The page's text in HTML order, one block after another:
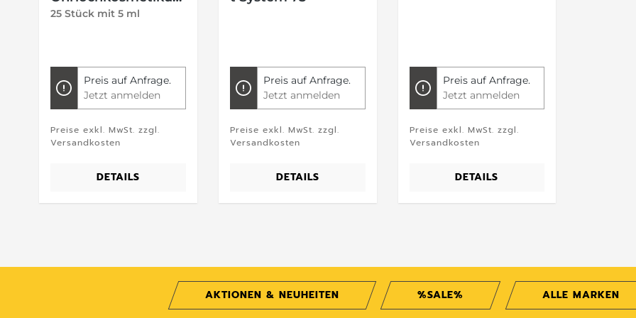
m
25 Stück mit 5 ml
Preis auf Anfrage.
Jetzt anmelden
Preise exkl. MwSt. zzgl.
Versandkosten
DETAILS
Preis auf Anfrage.
Jetzt anmelden
Preise exkl. MwSt. zzgl.
Versandkosten
DETAILS
Preis auf Anfrage.
Jetzt anmelden
Preise exkl. MwSt. zzgl.
Versandkosten
DETAILS
AKTIONEN & NEUHEITEN %SALE% ALLE MARKEN